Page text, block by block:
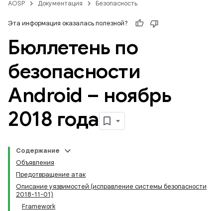
AOSP Документация Безопасность
Эта информация оказалась полезной?
Бюллетень по
безопасности
Android – ноябрь
2018 года
Содержание
Объявления
Предотвращение атак
Описание уязвимостей (исправление системы безопасности
2018-11-01)
Framework